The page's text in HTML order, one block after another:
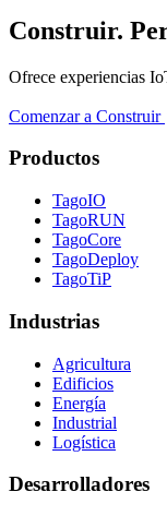
Construir.
Ofrece experiencias
Comenzar a Construir
Productos
TagoIO
TagoRUN
TagoCore
TagoDeploy
TagoTiP
Industrias
Agricultura
Edificios
Energía
Industrial
Logística
Desarrolladores